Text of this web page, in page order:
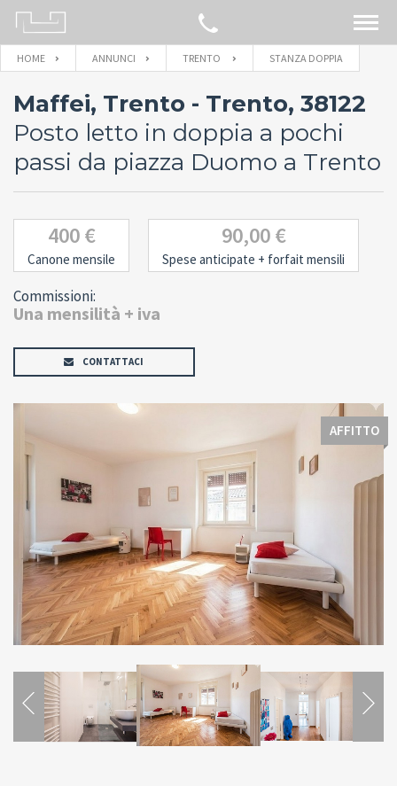
CERCA SULLA MAPPA
IMMOBILI
BLOG
CONTATTACI
HOME ANNUNCI TRENTO STANZA DOPPIA
Maffei, Trento - Trento, 38122
Posto letto in doppia a pochi
passi da piazza Duomo a Trento
400 €
Canone mensile
90,00 €
Spese anticipate + forfait mensili
Commissioni:
Una mensilità + iva
CONTATTACI
AFFITTO